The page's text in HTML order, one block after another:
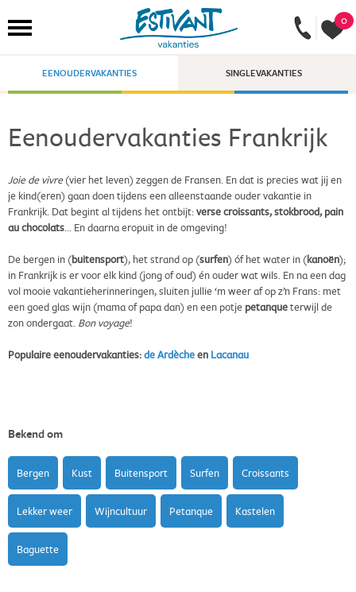
0
EENOUDERVAKANTIES SINGLEVAKANTIES
Eenoudervakanties Frankrijk
Joie de vivre(vier het leven) zeggen de Fransen. En dat is precies wat jij en
je kind(eren) gaan doen tijdens een alleenstaande ouder vakantie in
Frankrijk. Dat begint al tijdens het ontbijt:verse croissants, stokbrood, pain
au chocolats... En daarna eropuit in de omgeving!
De bergen in (buitensport), het strand op (surfen) óf het water in (kanoën);
in Frankrijk is er voor elk kind (jong of oud) én ouder wat wils. En na een dag
vol mooie vakantieherinneringen, sluiten jullie ‘m weer af op z’n Frans: met
een goed glas wijn (mama of papa dan) en een potje petanqueterwijl de
zon ondergaat. Bon voyage!
Populaire eenoudervakanties:de Ardècheen Lacanau
Bekend om
Bergen Kust Buitensport Surfen Croissants
Lekker weer Wijncultuur Petanque Kastelen
Baguette